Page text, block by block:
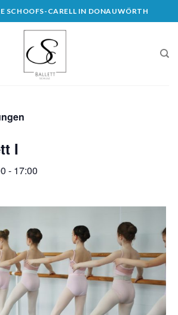
SCHOOFS-CARELL IN DONAUWÖRTH
I
- 17:00